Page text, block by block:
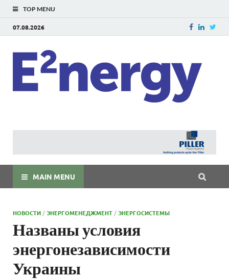
TOP MENU
07.08.2026
MAIN MENU
НОВОСТИ /ЭНЕРГОМЕНЕДЖМЕНТ /ЭНЕРГОСИСТЕМЫ
Названы условия
энергонезависимости
Украины